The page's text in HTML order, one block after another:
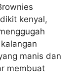
kenyal,
manis dan
membuat